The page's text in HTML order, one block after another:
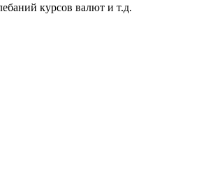
курсов валют и т.д.